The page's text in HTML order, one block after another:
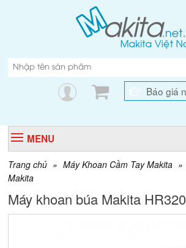
Báo giá
MENU
Trang chủ » Máy Khoan Cầm Tay Makita »
Makita
Máy khoan búa Makita